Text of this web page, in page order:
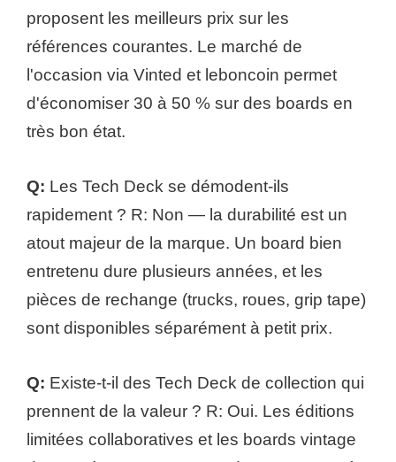
proposent les meilleurs prix sur les
références courantes. Le marché de
l'occasion via Vinted et leboncoin permet
d'économiser 30 à 50 % sur des boards en
très bon état.
Q: Les Tech Deck se démodent-ils
rapidement ? R: Non — la durabilité est un
atout majeur de la marque. Un board bien
entretenu dure plusieurs années, et les
pièces de rechange (trucks, roues, grip tape)
sont disponibles séparément à petit prix.
Q: Existe-t-il des Tech Deck de collection qui
prennent de la valeur ? R: Oui. Les éditions
limitées collaboratives et les boards vintage